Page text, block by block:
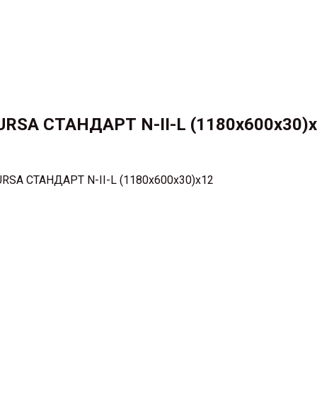
СТАНДАРТ N-II-L
СТАНДАРТ N-II-L (1180x600x30)x12